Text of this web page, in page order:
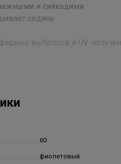
и сияющими
седину
выбросов и UV-
и процент седины. Для
в случае не точной
не совпадать с выбранным
с окислительной
процента (в
60
фиолетовый